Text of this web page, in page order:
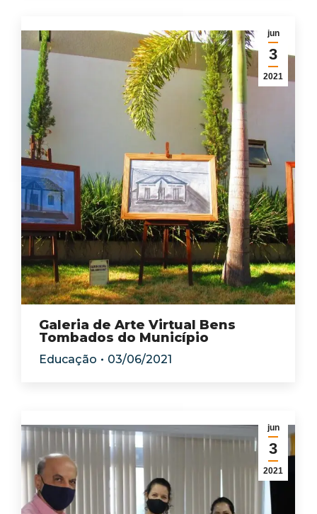
jun
3
2021
Galeria de Arte Virtual Bens
Tombados do Município
Educação 03/06/2021
jun
3
2021